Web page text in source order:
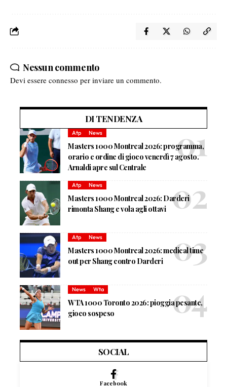
Nessun commento
Devi essere connesso per inviare un commento.
DI TENDENZA
Atp News
Masters 1000 Montreal 2026: programma,
orario e ordine di gioco venerdì 7 agosto.
Arnaldi apre sul Centrale
Atp News
Masters 1000 Montreal 2026: Darderi
rimonta Shang e vola agli ottavi
Atp News
Masters 1000 Montreal 2026: medical time
out per Shang contro Darderi
News Wta
WTA 1000 Toronto 2026: pioggia pesante,
gioco sospeso
SOCIAL
Facebook